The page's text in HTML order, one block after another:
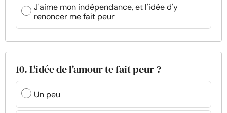
J'aime mon indépendance, et l'idée d'y
renoncer me fait peur
10. L'idée de l'amour te fait peur ?
Un peu